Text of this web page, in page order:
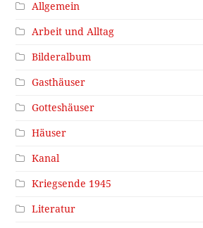
Allgemein
Arbeit und Alltag
Bilderalbum
Gasthäuser
Gotteshäuser
Häuser
Kanal
Kriegsende 1945
Literatur